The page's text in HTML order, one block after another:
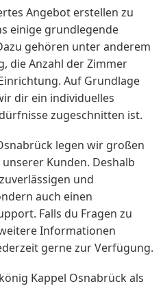
Angebot erstellen zu
einige grundlegende
gehören unter anderem
die Anzahl der Zimmer
Auf Grundlage
dir ein individuelles
zugeschnitten ist.
legen wir großen
Kunden. Deshalb
und
auch einen
Falls du Fragen zu
Informationen
gerne zur Verfügung.
Kappel Osnabrück als